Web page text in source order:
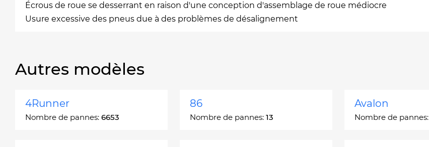
Écrous de roue se desserrant en raison d'une conception d'assemblage de roue médiocre
Usure excessive des pneus due à des problèmes de désalignement
Autres modèles
4Runner
Nombre de pannes: 6653
86
Nombre de pannes: 13
Avalon
Nombre de pannes: